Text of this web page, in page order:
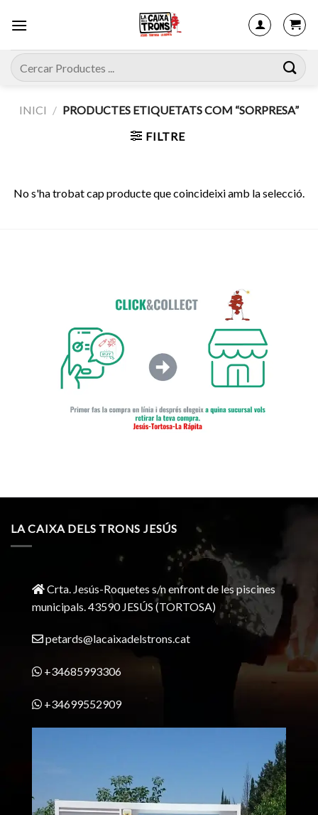
Cerca:
INICI / PRODUCTES ETIQUETATS COM “SORPRESA”
FILTRE
No s'ha trobat cap producte que coincideixi amb la selecció.
LA CAIXA DELS TRONS JESÚS
Crta. Jesús-Roquetes s/n enfront de les piscines
municipals. 43590 JESÚS (TORTOSA)
petards@lacaixadelstrons.cat
+34685993306
+34699552909